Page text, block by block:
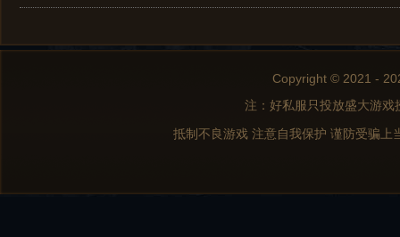
Copyright © 2021 -
注：好私服只投放盛大游
抵制不良游戏 注意自我保护 谨防受骗